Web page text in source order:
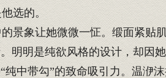
选的。
景象让她微微一怔。缎面紧贴
明明是纯欲风格的设计，却因
纯中带勾”的致命吸引力。温洢